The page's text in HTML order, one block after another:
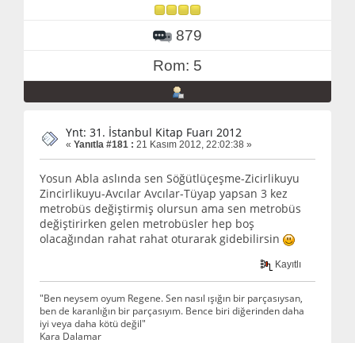
879
Rom: 5
Ynt: 31. İstanbul Kitap Fuarı 2012
« Yanıtla #181 : 21 Kasım 2012, 22:02:38 »
Yosun Abla aslında sen Söğütlüçeşme-Zicirlikuyu
Zincirlikuyu-Avcılar Avcılar-Tüyap yapsan 3 kez
metrobüs değiştirmiş olursun ama sen metrobüs
değiştirirken gelen metrobüsler hep boş
olacağından rahat rahat oturarak gidebilirsin
Kayıtlı
"Ben neysem oyum Regene. Sen nasıl ışığın bir parçasıysan,
ben de karanlığın bir parçasıyım. Bence biri diğerinden daha
iyi veya daha kötü değil"
Kara Dalamar